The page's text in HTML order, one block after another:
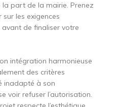
part de la mairie. Prenez
les exigences
de finaliser votre
intégration harmonieuse
des critères
inadapté à son
voir refuser l’autorisation.